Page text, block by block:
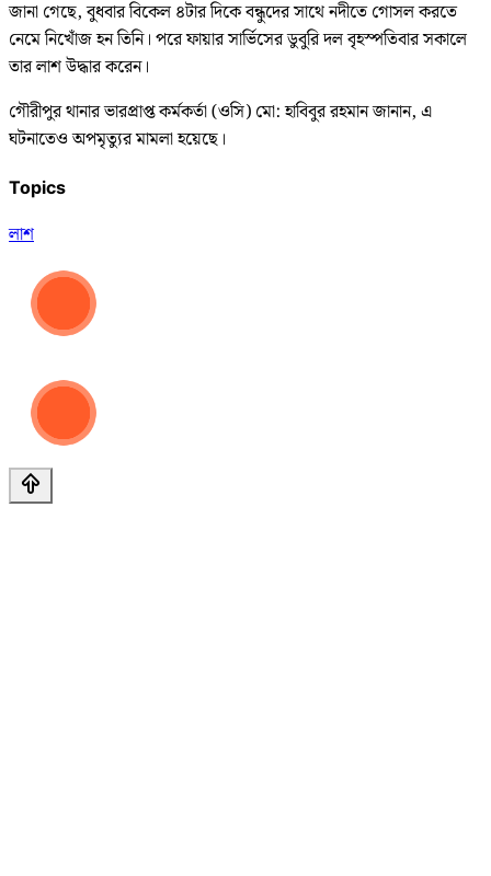
জানা গেছে, বুধবার বিকেল ৪টার দিকে বন্ধুদের সাথে নদীতে গোসল করতে
নেমে নিখোঁজ হন তিনি। পরে ফায়ার সার্ভিসের ডুবুরি দল বৃহস্পতিবার সকালে
তার লাশ উদ্ধার করেন।
গৌরীপুর থানার ভারপ্রাপ্ত কর্মকর্তা (ওসি) মো: হাবিবুর রহমান জানান, এ
ঘটনাতেও অপমৃত্যুর মামলা হয়েছে।
Topics
লাশ